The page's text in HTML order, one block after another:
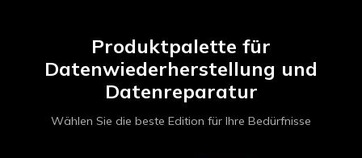
Produktpalette für
Datenwiederherstellung und
Datenreparatur
Wählen Sie die beste Edition für Ihre Bedürfnisse